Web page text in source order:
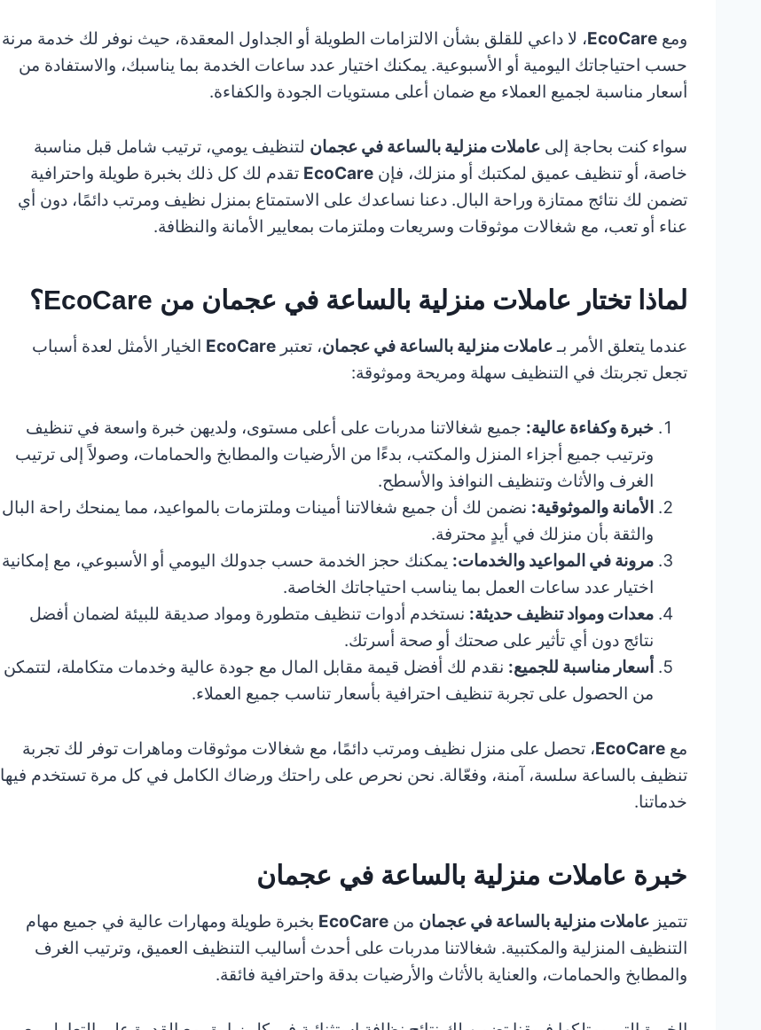
ومعEcoCare، لا داعي للقلق بشأن الالتزامات الطويلة أو الجداول المعقدة، حيث نوفر لك خدمة مرنة
حسب احتياجاتك اليومية أو الأسبوعية. يمكنك اختيار عدد ساعات الخدمة بما يناسبك، والاستفادة من
أسعار مناسبة لجميع العملاء مع ضمان أعلى مستويات الجودة والكفاءة.
سواء كنت بحاجة إلىعاملات منزلية بالساعة في عجمان لتنظيف يومي، ترتيب شامل قبل مناسبة
خاصة، أو تنظيف عميق لمكتبك أو منزلك، فإنEcoCare تقدم لك كل ذلك بخبرة طويلة واحترافية
تضمن لك نتائج ممتازة وراحة البال. دعنا نساعدك على الاستمتاع بمنزل نظيف ومرتب دائمًا، دون أي
عناء أو تعب، مع شغالات موثوقات وسريعات وملتزمات بمعايير الأمانة والنظافة.
لماذا تختار عاملات منزلية بالساعة في عجمان من EcoCare؟
عندما يتعلق الأمر بـعاملات منزلية بالساعة في عجمان، تعتبرEcoCare الخيار الأمثل لعدة أسباب
تجعل تجربتك في التنظيف سهلة ومريحة وموثوقة:
خبرة وكفاءة عالية: جميع شغالاتنا مدربات على أعلى مستوى، ولديهن خبرة واسعة في تنظيف
وترتيب جميع أجزاء المنزل والمكتب، بدءًا من الأرضيات والمطابخ والحمامات، وصولاً إلى ترتيب
الغرف والأثاث وتنظيف النوافذ والأسطح.
الأمانة والموثوقية: نضمن لك أن جميع شغالاتنا أمينات وملتزمات بالمواعيد، مما يمنحك راحة البال
والثقة بأن منزلك في أيدٍ محترفة.
مرونة في المواعيد والخدمات: يمكنك حجز الخدمة حسب جدولك اليومي أو الأسبوعي، مع إمكانية
اختيار عدد ساعات العمل بما يناسب احتياجاتك الخاصة.
معدات ومواد تنظيف حديثة: نستخدم أدوات تنظيف متطورة ومواد صديقة للبيئة لضمان أفضل
نتائج دون أي تأثير على صحتك أو صحة أسرتك.
أسعار مناسبة للجميع: نقدم لك أفضل قيمة مقابل المال مع جودة عالية وخدمات متكاملة، لتتمكن
من الحصول على تجربة تنظيف احترافية بأسعار تناسب جميع العملاء.
معEcoCare، تحصل على منزل نظيف ومرتب دائمًا، مع شغالات موثوقات وماهرات توفر لك تجربة
تنظيف بالساعة سلسة، آمنة، وفعّالة. نحن نحرص على راحتك ورضاك الكامل في كل مرة تستخدم فيها
خدماتنا.
خبرة عاملات منزلية بالساعة في عجمان
تتميزعاملات منزلية بالساعة في عجمان منEcoCare بخبرة طويلة ومهارات عالية في جميع مهام
التنظيف المنزلية والمكتبية. شغالاتنا مدربات على أحدث أساليب التنظيف العميق، وترتيب الغرف
والمطابخ والحمامات، والعناية بالأثاث والأرضيات بدقة واحترافية فائقة.